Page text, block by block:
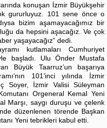
konuşan İzmir Büyükşehir
gururluyuz. 101 sene önce o
bizim aşamayacağımız bir
da hepsini aşacağız. Ve çok
yaşayacağız” dedi.
kutlamaları Cumhuriyet
başladı. Ulu Önder Mustafa
Büyük Taarruz’un başarıya
101’inci yılında İzmir
Soyer, İzmir Valisi Süleyman
Orgeneral Kemal Yeni
Marşı, saygı duruşu ve çelenk
düzenlenen törende Başkan
Yeni tebrikleri kabul etti.